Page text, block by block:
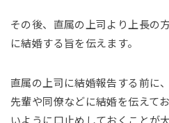
その後、直属の上司より上長の
に結婚する旨を伝えます。
直属の上司に結婚報告する前に
先輩や同僚などに結婚を伝えて
いように口止めしておくことが大